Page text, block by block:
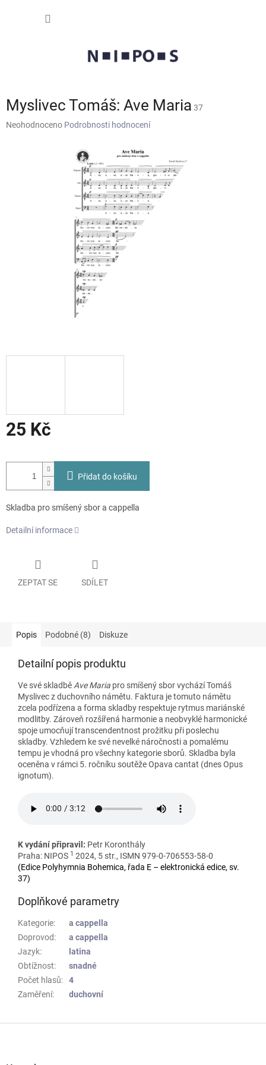
Myslivec Tomáš: Ave Maria 37
Průměrné
Neohodnoceno Podrobnosti hodnocení
25 Kč
cena:
Přidat do košíku
Skladba pro smíšený sbor a cappella
Detailní informace
ZEPTAT SE SDÍLET
Popis Podobné (8) Diskuze
Detailní popis produktu
Ve své skladbě Ave Maria pro smíšený sbor vychází Tomáš
Myslivec z duchovního námětu. Faktura je tomuto námětu
zcela podřízena a forma skladby respektuje rytmus mariánské
modlitby. Zároveň rozšířená harmonie a neobvyklé harmonické
spoje umocňují transcendentnost prožitku při poslechu
skladby. Vzhledem ke své nevelké náročnosti a pomalému
tempu je vhodná pro všechny kategorie sborů. Skladba byla
oceněna v rámci 5. ročníku soutěže Opava cantat (dnes Opus
ignotum).
K vydání připravil: Petr Koronthály
Praha: NIPOS 1 2024, 5 str., ISMN 979-0-706553-58-0
(Edice Polyhymnia Bohemica, řada E – elektronická edice, sv.
37)
Doplňkové parametry
Kategorie:
a cappella
Doprovod:
a cappella
Jazyk:
latina
Obtížnost:
snadné
Počet hlasů:
4
Zaměření: duchovní